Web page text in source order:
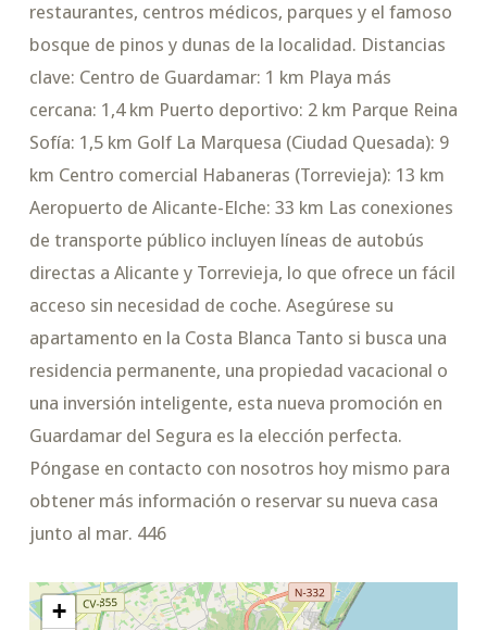
restaurantes, centros médicos, parques y el famoso
bosque de pinos y dunas de la localidad. Distancias
clave: Centro de Guardamar: 1 km Playa más
cercana: 1,4 km Puerto deportivo: 2 km Parque Reina
Sofía: 1,5 km Golf La Marquesa (Ciudad Quesada): 9
km Centro comercial Habaneras (Torrevieja): 13 km
Aeropuerto de Alicante-Elche: 33 km Las conexiones
de transporte público incluyen líneas de autobús
directas a Alicante y Torrevieja, lo que ofrece un fácil
acceso sin necesidad de coche. Asegúrese su
apartamento en la Costa Blanca Tanto si busca una
residencia permanente, una propiedad vacacional o
una inversión inteligente, esta nueva promoción en
Guardamar del Segura es la elección perfecta.
Póngase en contacto con nosotros hoy mismo para
obtener más información o reservar su nueva casa
junto al mar. 446
+